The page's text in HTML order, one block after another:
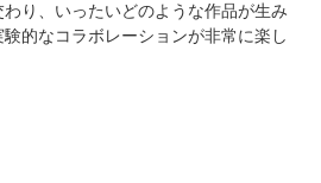
り、いったいどのような作品が生み
的なコラボレーションが非常に楽し